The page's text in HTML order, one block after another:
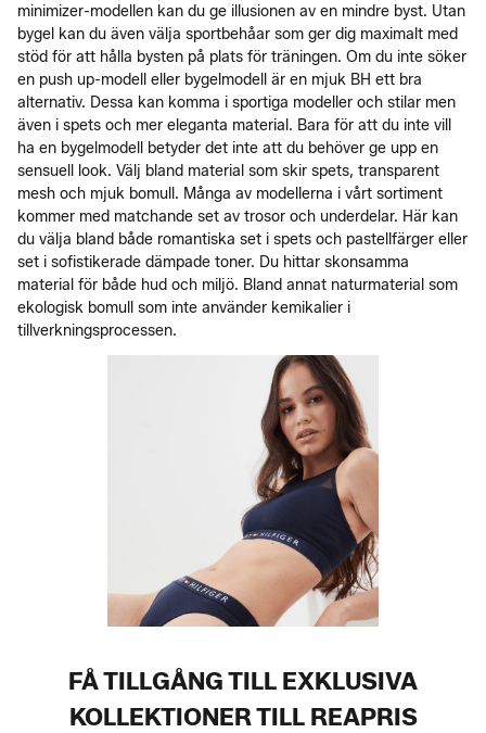
minimizer-modellen kan du ge illusionen av en mindre byst. Utan
bygel kan du även välja sportbehåar som ger dig maximalt med
stöd för att hålla bysten på plats för träningen. Om du inte söker
en push up-modell eller bygelmodell är en mjuk BH ett bra
alternativ. Dessa kan komma i sportiga modeller och stilar men
även i spets och mer eleganta material. Bara för att du inte vill
ha en bygelmodell betyder det inte att du behöver ge upp en
sensuell look. Välj bland material som skir spets, transparent
mesh och mjuk bomull. Många av modellerna i vårt sortiment
kommer med matchande set av trosor och underdelar. Här kan
du välja bland både romantiska set i spets och pastellfärger eller
set i sofistikerade dämpade toner. Du hittar skonsamma
material för både hud och miljö. Bland annat naturmaterial som
ekologisk bomull som inte använder kemikalier i
tillverkningsprocessen.
FÅ TILLGÅNG TILL EXKLUSIVA
KOLLEKTIONER TILL REAPRIS